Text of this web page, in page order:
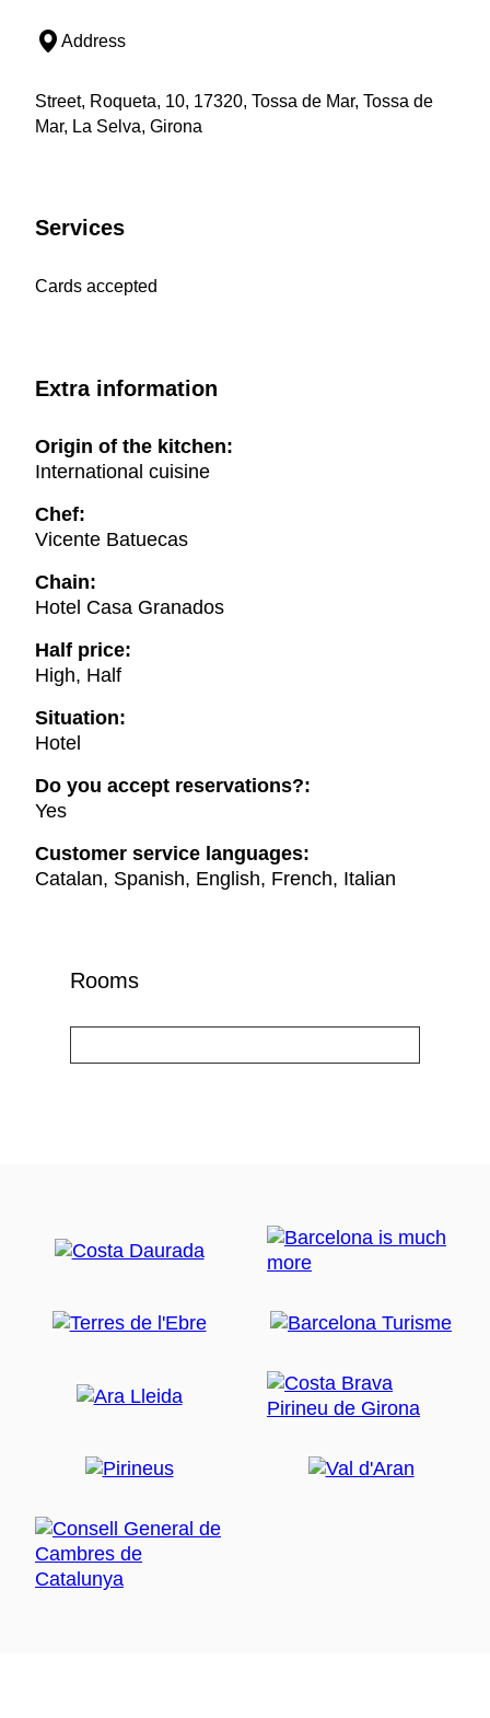
Address
Street, Roqueta, 10, 17320, Tossa de Mar, Tossa de
Mar, La Selva, Girona
Services
Cards accepted
Extra information
Origin of the kitchen:
International cuisine
Chef:
Vicente Batuecas
Chain:
Hotel Casa Granados
Half price:
High, Half
Situation:
Hotel
Do you accept reservations?:
Yes
Customer service languages:
Catalan, Spanish, English, French, Italian
Rooms